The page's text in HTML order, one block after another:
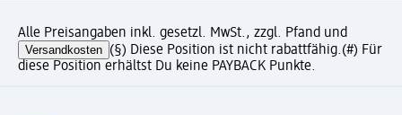
Alle Preisangaben inkl. gesetzl. MwSt., zzgl. Pfand und
Versandkosten (§) Diese Position ist nicht rabattfähig.(#) Für
diese Position erhältst Du keine PAYBACK Punkte.